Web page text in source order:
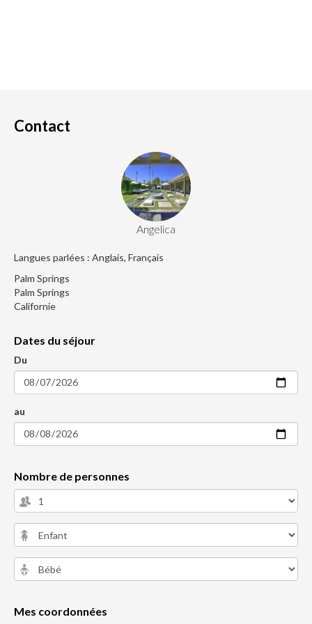
Contact
Angelica
Langues parlées : Anglais, Français
Palm Springs
Palm Springs
Californie
Dates du séjour
Du
au
Nombre de personnes
Mes coordonnées